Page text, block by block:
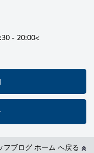
- 20:00<
フブログ ホーム へ戻る